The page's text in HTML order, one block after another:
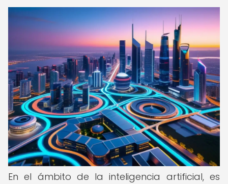
En el ámbito de la inteligencia artificial, es